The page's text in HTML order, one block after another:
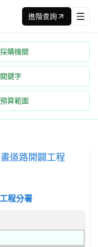
進階查詢
採購機關
關鍵字
預算範圍
開闢工程 招標公告 |
架快速道路),街道,馬路
道路開闢工程
程分署